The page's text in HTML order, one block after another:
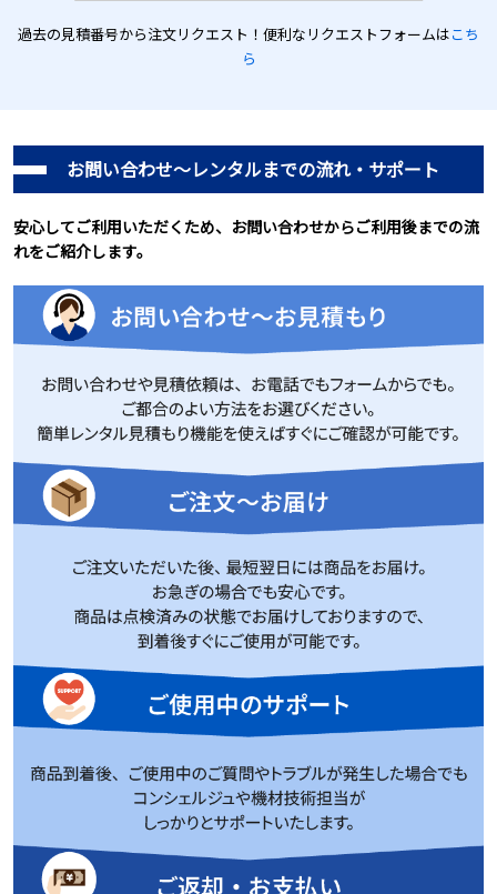
過去の見積番号から注文リクエスト！便利なリクエストフォームはこち
ら
お問い合わせ～レンタルまでの流れ・サポート
安心してご利用いただくため、お問い合わせからご利用後までの流
れをご紹介します。